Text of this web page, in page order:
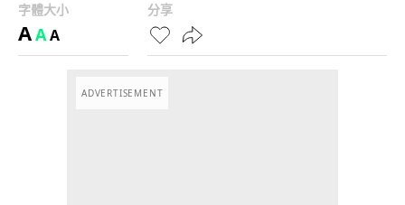
字體大小
AAA
分享
ADVERTISEMENT